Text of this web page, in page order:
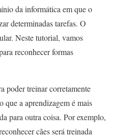
da informática em que o
determinadas tarefas. O
Neste tutorial, vamos
reconhecer formas
poder treinar corretamente
que a aprendizagem é mais
para outra coisa. Por exemplo,
cães será treinada